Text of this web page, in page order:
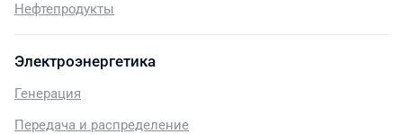
Нефтепродукты
Электроэнергетика
Генерация
Передача и распределение